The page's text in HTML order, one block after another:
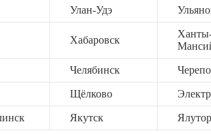
Улан-Удэ
Хабаровск
Челябинск
Щёлково
Якутск